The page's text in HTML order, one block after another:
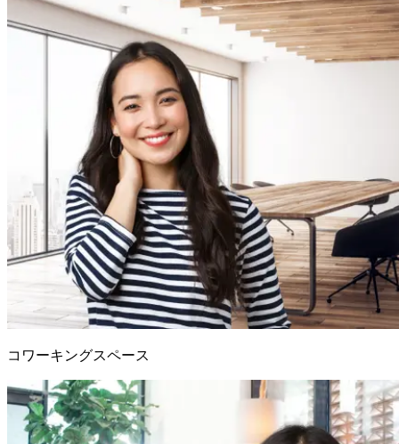
コワーキングスペース